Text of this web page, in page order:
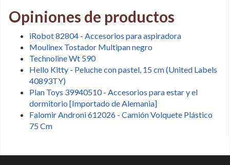
Opiniones de productos
iRobot 82804 - Accesorios para aspiradora
Moulinex Tostador Multipan negro
Technoline Wt 590
Hello Kitty - Peluche con pastel, 15 cm (United Labels
40893TY)
Plan Toys 39940510 - Accesorios para estar y el
dormitorio [Importado de Alemania]
Falomir Androni 612026 - Camión Volquete Plástico
75 Cm